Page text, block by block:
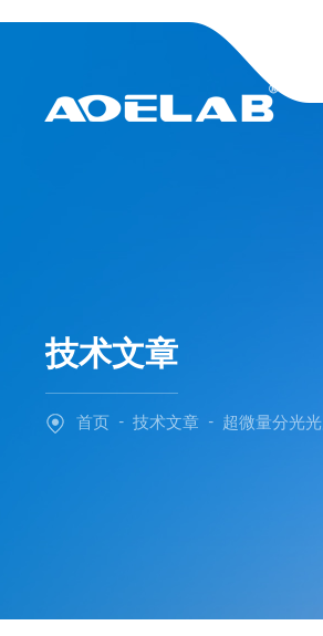
技术文章
首页 - 技术文章 - 超微量分光